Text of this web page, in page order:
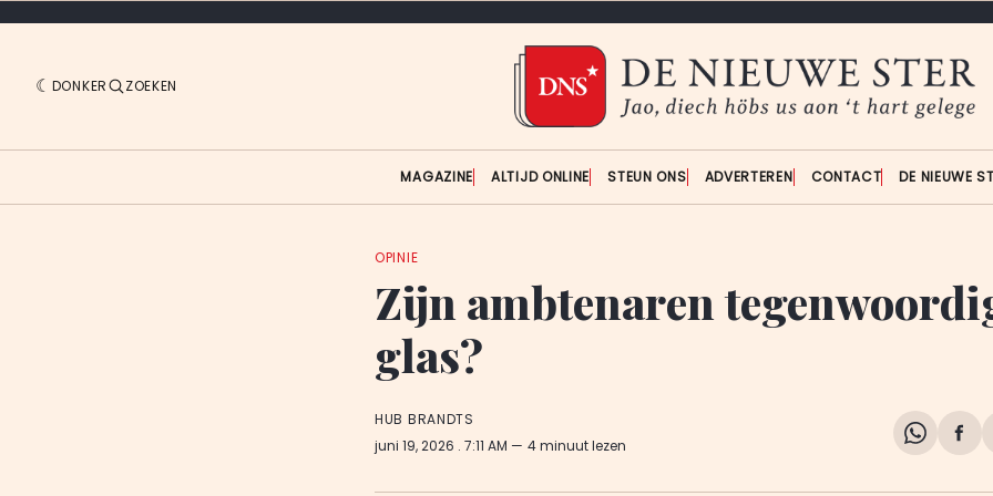
DONKER ZOEKEN
MAGAZINE ALTIJD ONLINE STEUN ONS ADVERTEREN CONTACT DE NIEUWE
OPINIE
Zijn ambtenaren
glas?
HUB BRANDTS
juni 19, 2026 . 7:11 AM 4 minuut lezen
Share